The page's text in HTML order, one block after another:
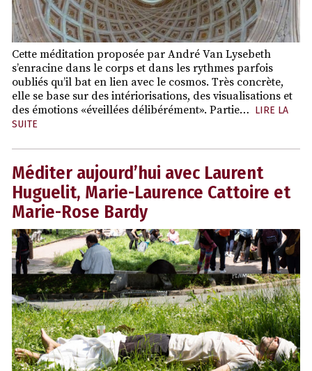
Cette méditation proposée par André Van Lysebeth
s’enracine dans le corps et dans les rythmes parfois
oubliés qu’il bat en lien avec le cosmos. Très concrète,
elle se base sur des intériorisations, des visualisations et
des émotions «éveillées délibérément». Partie… LIRE LA
SUITE
Méditer aujourd’hui avec Laurent
Huguelit, Marie-Laurence Cattoire et
Marie-Rose Bardy